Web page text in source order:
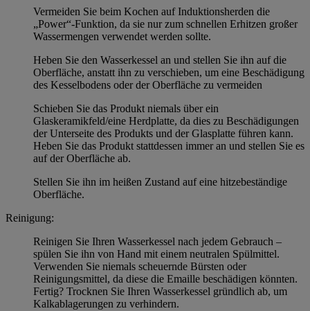
Vermeiden Sie beim Kochen auf Induktionsherden die
„Power“-Funktion, da sie nur zum schnellen Erhitzen großer
Wassermengen verwendet werden sollte.
Heben Sie den Wasserkessel an und stellen Sie ihn auf die
Oberfläche, anstatt ihn zu verschieben, um eine Beschädigung
des Kesselbodens oder der Oberfläche zu vermeiden
Schieben Sie das Produkt niemals über ein
Glaskeramikfeld/eine Herdplatte, da dies zu Beschädigungen
der Unterseite des Produkts und der Glasplatte führen kann.
Heben Sie das Produkt stattdessen immer an und stellen Sie es
auf der Oberfläche ab.
Stellen Sie ihn im heißen Zustand auf eine hitzebeständige
Oberfläche.
Reinigung:
Reinigen Sie Ihren Wasserkessel nach jedem Gebrauch –
spülen Sie ihn von Hand mit einem neutralen Spülmittel.
Verwenden Sie niemals scheuernde Bürsten oder
Reinigungsmittel, da diese die Emaille beschädigen könnten.
Fertig? Trocknen Sie Ihren Wasserkessel gründlich ab, um
Kalkablagerungen zu verhindern.